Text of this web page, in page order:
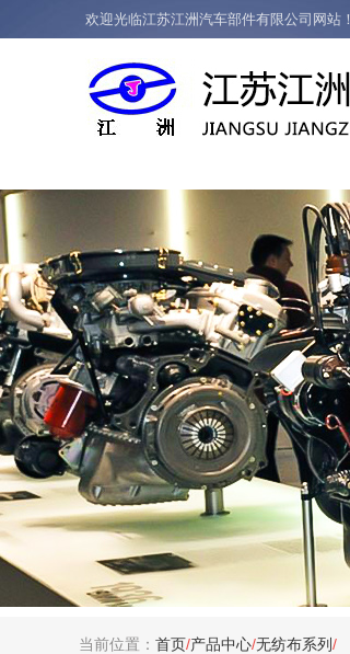
欢迎光临江苏江洲汽车部件有限公司网站！
当前位置： 首页/产品中心/无纺布系列/